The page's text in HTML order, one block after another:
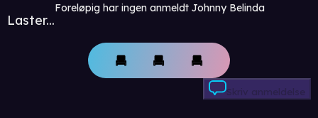
Laster...
Foreløpig har ingen anmeldt Johnny Belinda
Skriv anmeldelse